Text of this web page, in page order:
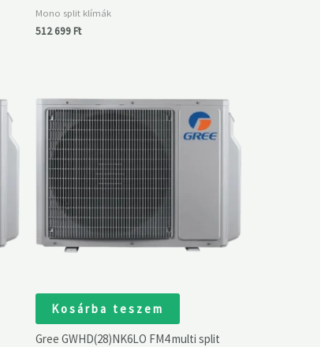
Mono split klímák
512 699Ft
Kosárba teszem
Gree GWHD(28)NK6LO FM4 multi split